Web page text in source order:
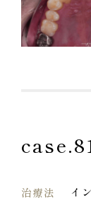
治療法 イ